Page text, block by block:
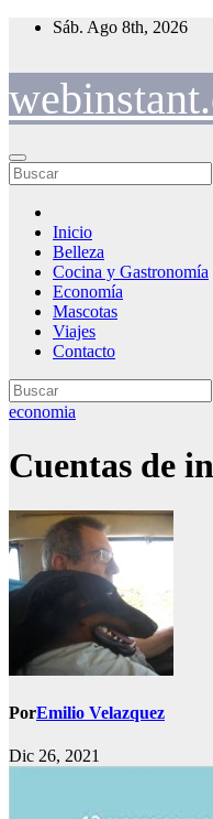
Saltar
Sáb. Ago 8th, 2026
Inicio
Belleza
Cocina y Gastronomía
Economía
Mascotas
Viajes
Contacto
economia
Cuentas de
PorEmilio Velazquez
Dic 26, 2021